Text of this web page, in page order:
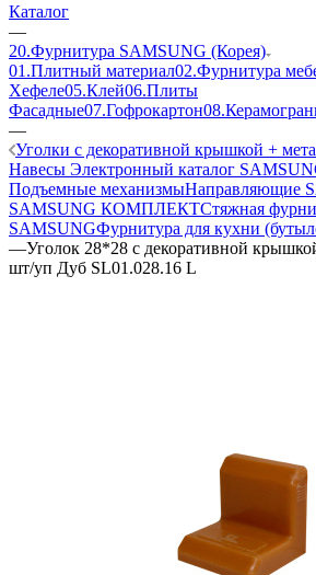
Каталог
—
20.Фурнитура SAMSUNG (Корея)
01.Плитный материал02.Фурнитура
Хефеле05.Клей06.Плиты
Фасадные07.Гофрокартон
—
Уголки с декоративной крышкой +
Навесы Электронный каталог
Подъемные механизмыНаправляющие
SAMSUNG КОМПЛЕКТСтяжная
SAMSUNGФурнитура для кухни
—Уголок 28*28 с декоративной
шт/уп Дуб SL01.028.16 L